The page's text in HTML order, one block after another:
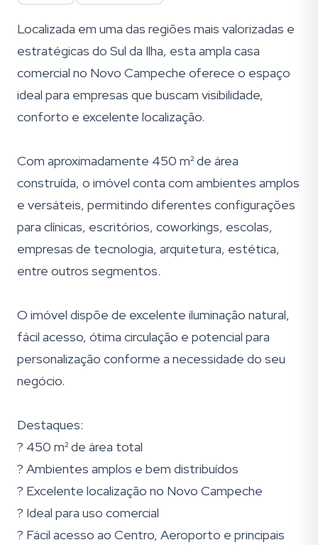
Localizada em uma das regiões mais valorizadas e
estratégicas do Sul da Ilha, esta ampla casa
comercial no Novo Campeche oferece o espaço
ideal para empresas que buscam visibilidade,
conforto e excelente localização.
Com aproximadamente 450 m² de área
construída, o imóvel conta com ambientes amplos
e versáteis, permitindo diferentes configurações
para clínicas, escritórios, coworkings, escolas,
empresas de tecnologia, arquitetura, estética,
entre outros segmentos.
O imóvel dispõe de excelente iluminação natural,
fácil acesso, ótima circulação e potencial para
personalização conforme a necessidade do seu
negócio.
Destaques:
? 450 m² de área total
? Ambientes amplos e bem distribuídos
? Excelente localização no Novo Campeche
? Ideal para uso comercial
? Fácil acesso ao Centro, Aeroporto e principais